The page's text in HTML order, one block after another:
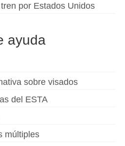
por Estados Unidos
ayuda
sobre visados
del ESTA
múltiples